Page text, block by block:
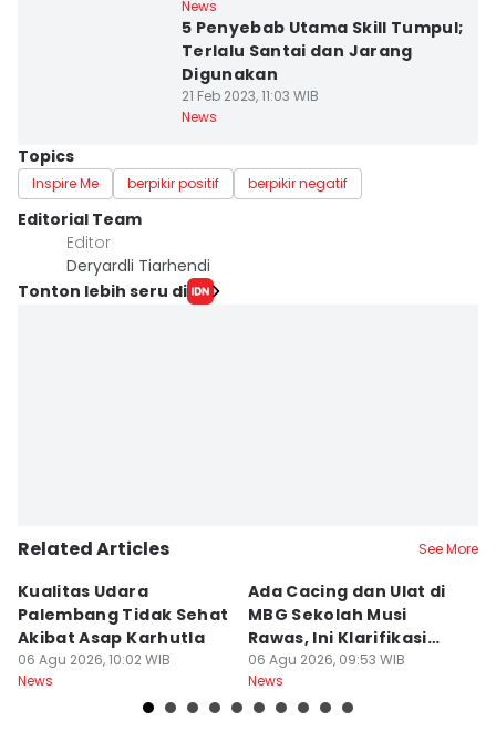
News
5 Penyebab Utama Skill Tumpul;
Terlalu Santai dan Jarang
Digunakan
21 Feb 2023, 11:03 WIB
News
Topics
Inspire Me berpikir positif berpikir negatif
Editorial Team
Editor
Deryardli Tiarhendi
Tonton lebih seru di
Related Articles See More
Kualitas Udara
Palembang Tidak Sehat
Akibat Asap Karhutla
06 Agu 2026, 10:02 WIB
News
Ada Cacing dan Ulat di
MBG Sekolah Musi
Rawas, Ini Klarifikasi
SPPG
06 Agu 2026, 09:53 WIB
News